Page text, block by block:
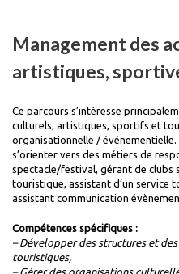
Management des
artistiques,
Ce parcours s’intéresse
culturels, artistiques, sportifs et
organisationnelle /
s’orienter vers des métiers de
spectacle/festival, gérant de clubs
touristique, assistant d’un service
assistant communication
Compétences spécifiques :
– Développer des structures et
touristiques,
– Gérer des organisations